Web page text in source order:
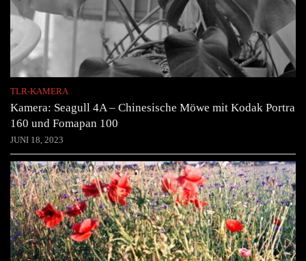
TLR-KAMERA
Kamera: Seagull 4A – Chinesische Möwe mit Kodak Portra
160 und Fomapan 100
JUNI 18, 2023